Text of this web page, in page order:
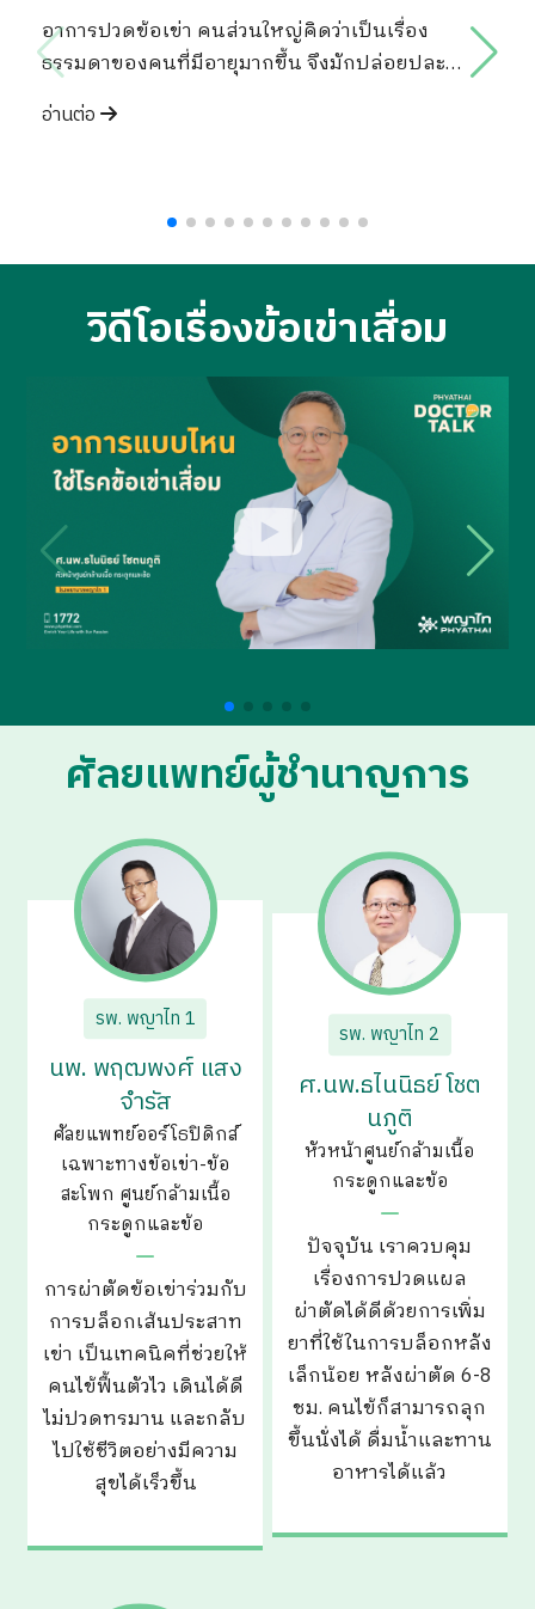
อาการปวดข้อเข่า คนส่วนใหญ่คิดว่าเป็นเรื่อง
ธรรมดาของคนที่มีอายุมากขึ้น จึงมักปล่อยปละ
ละเลยให้เวลาผ่านไปเป็นปีๆ จนกระทั่งเดินลำบาก
เดินไม่ได้
อ่านต่อ
วิดีโอเรื่องข้อเข่าเสื่อม
ศัลยแพทย์ผู้ชำนาญการ
รพ. พญาไท 1
นพ. พฤฒพงศ์ แสง
จำรัส
ศัลยแพทย์ออร์โธปิดิกส์
เฉพาะทางข้อเข่า-ข้อ
สะโพก ศูนย์กล้ามเนื้อ
กระดูกและข้อ
การผ่าตัดข้อเข่าร่วมกับ
การบล็อกเส้นประสาท
เข่า เป็นเทคนิคที่ช่วยให้
คนไข้ฟื้นตัวไว เดินได้ดี
ไม่ปวดทรมาน และกลับ
ไปใช้ชีวิตอย่างมีความ
สุขได้เร็วขึ้น
รพ. พญาไท 2
ศ.นพ.ธไนนิธย์ โชต
นภูติ
หัวหน้าศูนย์กล้ามเนื้อ
กระดูกและข้อ
ปัจจุบัน เราควบคุม
เรื่องการปวดแผล
ผ่าตัดได้ดีด้วยการเพิ่ม
ยาที่ใช้ในการบล็อกหลัง
เล็กน้อย หลังผ่าตัด 6-8
ชม. คนไข้ก็สามารถลุก
ขึ้นนั่งได้ ดื่มน้ำและทาน
อาหารได้แล้ว